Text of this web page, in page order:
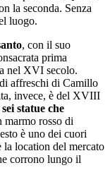
la seconda. Senza
luogo.
, con il suo
prima
nel XVI secolo.
affreschi di Camillo
invece, è del XVIII
sei statue che
marmo rosso di
è uno dei cuori
la location del mercato
corrono lungo il